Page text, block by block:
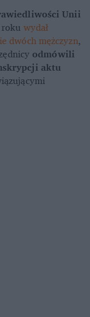
Unii
wydał
dwóch mężczyzn,
odmówili
aktu